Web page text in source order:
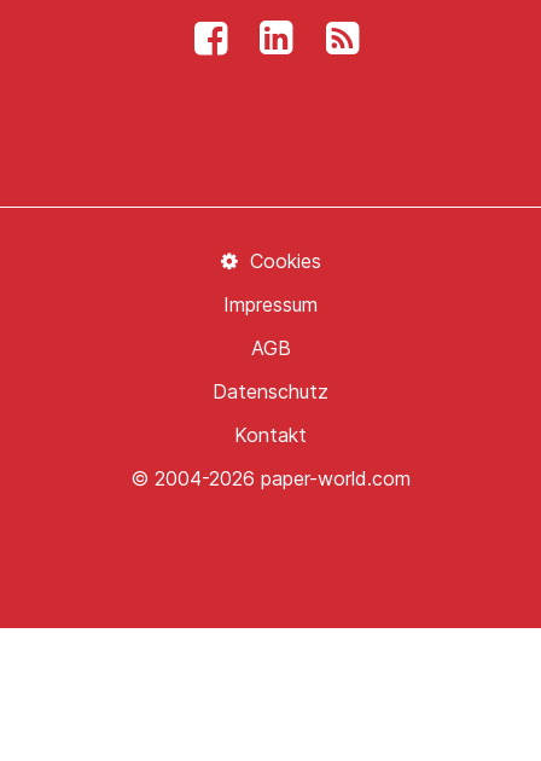
© 2004-2026 paper-world.com
Kontakt
Datenschutz
AGB
Impressum
Cookies